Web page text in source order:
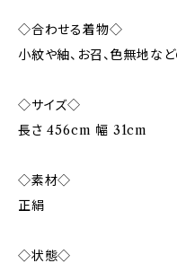
◇合わせる着物◇
小紋や紬、お召、色無地な
◇サイズ◇
長さ 456cm 幅 31cm
◇素材◇
正絹
◇状態◇